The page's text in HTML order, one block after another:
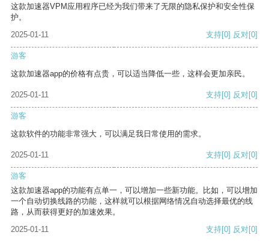
这款加速器VPM应用程序已经为我们带来了无限的隐私保护和安全性保
护。
2025-01-11
支持[0] 反对[0]
游客
这款加速器app的价格有点贵，可以适当降低一些，这样会更加亲民。
2025-01-11 支持[0] 反对[0]
游客
这款软件的功能非常强大，可以满足我日常使用的需求。
2025-01-11 支持[0] 反对[0]
游客
这款加速器app的功能有点单一，可以增加一些新功能。比如，可以增加
一个自动切换线路的功能，这样就可以根据网络情况自动选择最优的线
路，从而获得更好的加速效果。
2025-01-11
支持[0] 反对[0]